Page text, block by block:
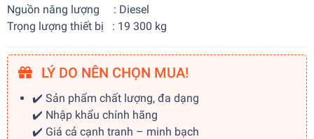
Nguồn năng lượng : Diesel
Trọng lượng thiết bị : 19 300 kg
LÝ DO NÊN CHỌN MUA!
✔️ Sản phẩm chất lượng, đa dạng
✔️ Nhập khẩu chính hãng
✔️ Giá cả cạnh tranh – minh bạch